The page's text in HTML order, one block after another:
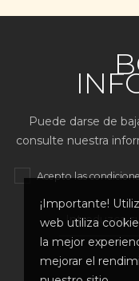
¡Importante!
web utiliza
la mejor
mejorar el
Puede darse de
consulte nuestra
Acepto las